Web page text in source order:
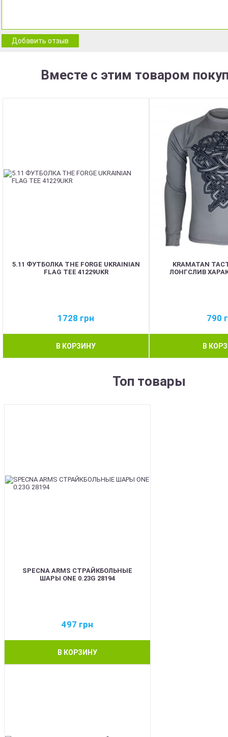
Добавить отзыв
Вместе с этим товаром
5.11 ФУТБОЛКА THE FORGE UKRAINIAN
FLAG TEE 41229UKR
1728 грн
В КОРЗИНУ
KRAMATAN
ЛОНГСЛИВ
790
В
Топ товары
SPECNA ARMS СТРАЙКБОЛЬНЫЕ
ШАРЫ ONE 0.23G 28194
497 грн
В КОРЗИНУ